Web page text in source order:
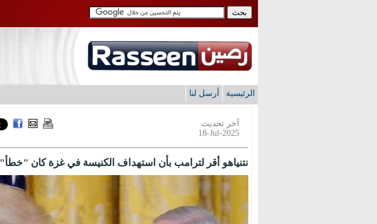
الرئيسية أرسل لنا
آخر تحديث
18-Jul-2025
نتنياهو أقر لترامب بأن استهداف الكنيسة في غزة كان "خطأ"